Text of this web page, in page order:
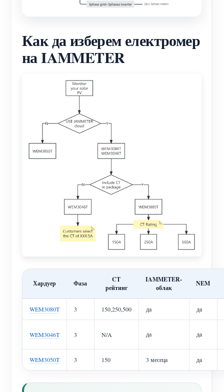
Как да изберем електромер
на IAMMETER
Хардуер Фаза
CT
рейтинг
IAMMETER-
облак
NEM
WEM3080T 3 150,250,500 да да
WEM3046T 3 N/A да да
WEM3050T 3 150 3 месеца да